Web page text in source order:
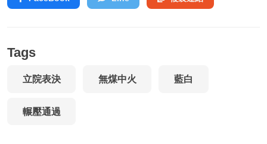
Tags
立院表決 無煤中火 藍白
輾壓通過